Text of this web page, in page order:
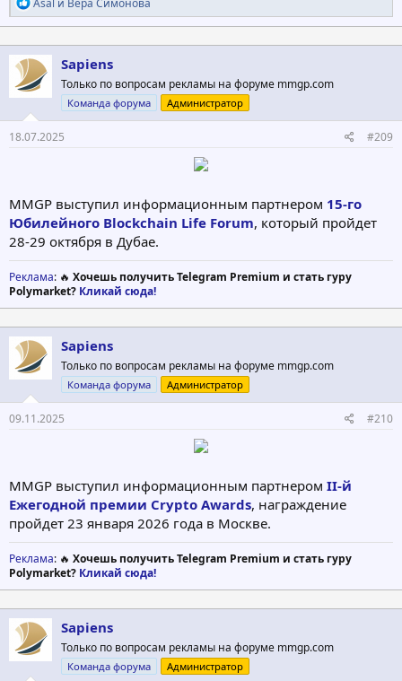
е
а
к
ц
и
:
Asal и Вера Симонова
Sapiens
Только по вопросам рекламы на форуме mmgp.com
Команда форума Администратор
18.07.2025 #209
MMGP выступил информационным партнером 15-го
Юбилейного Blockchain Life Forum, который пройдет
28-29 октября в Дубае.
Реклама: 🔥 Хочешь получить Telegram Premium и стать гуру
Polymarket? Кликай сюда!
Sapiens
Только по вопросам рекламы на форуме mmgp.com
Команда форума Администратор
09.11.2025 #210
MMGP выступил информационным партнером II-й
Ежегодной премии Crypto Awards, награждение
пройдет 23 января 2026 года в Москве.
Реклама: 🔥 Хочешь получить Telegram Premium и стать гуру
Polymarket? Кликай сюда!
Sapiens
Только по вопросам рекламы на форуме mmgp.com
Команда форума Администратор